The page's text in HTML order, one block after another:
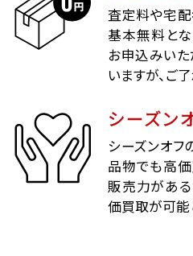
査定料や宅配
基本無料とな
お申込みいた
いますが、ご
シーズン
シーズンオ
品物でも高価
販売力がある
価買取が可能